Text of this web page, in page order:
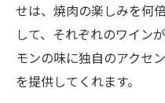
せは、焼肉の楽しみを何
して、それぞれのワイン
モンの味に独自のアクセ
を提供してくれます。